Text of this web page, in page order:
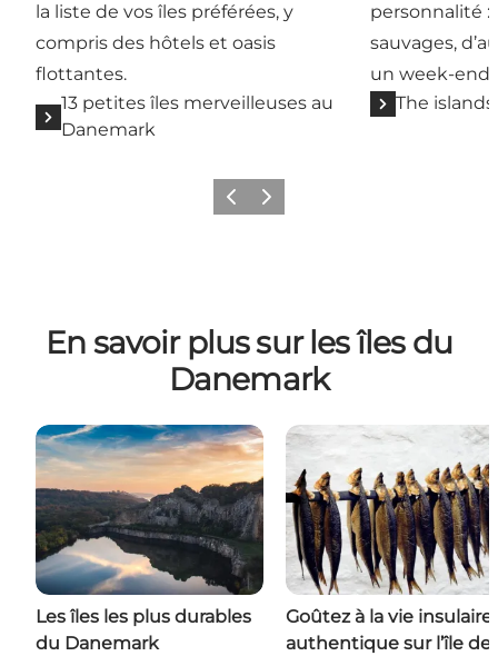
la liste de vos îles préférées, y
compris des hôtels et oasis
flottantes.
13 petites îles merveilleuses au
Danemark
personnalité :
sauvages,
un week-end
The
PrécédentSuivant
En savoir plus sur les îles du
Danemark
Les îles les plus durables
du Danemark
Goûtez à la vie insulaire
authentique sur l’île de